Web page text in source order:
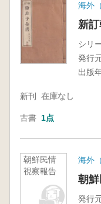
海外
新
シリ
発行
出版
新刊 在庫なし
古書 1点
朝鮮民情
視察報告
海外
朝
発行